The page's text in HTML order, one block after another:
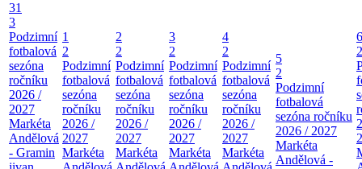
31
3
Podzimní
fotbalová
sezóna
ročníku
2026 /
2027
Markéta
Andělová
- Gramin
1
2
Podzimní
fotbalová
sezóna
ročníku
2026 /
2027
Markéta
2
2
Podzimní
fotbalová
sezóna
ročníku
2026 /
2027
Markéta
3
2
Podzimní
fotbalová
sezóna
ročníku
2026 /
2027
Markéta
4
2
Podzimní
fotbalová
sezóna
ročníku
2026 /
2027
Markéta
5
2
Podzimní
fotbalová
sezóna ročníku
2026 / 2027
Markéta
Andělová -
6
2